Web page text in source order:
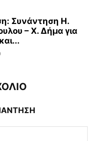
Συνάντηση Η.
– Χ. Δήμα για